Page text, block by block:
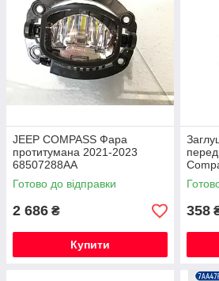
JEEP COMPASS Фара
протитумана 2021-2023
68507288AA
Готово до відправки
2 686 ₴
Купити
358